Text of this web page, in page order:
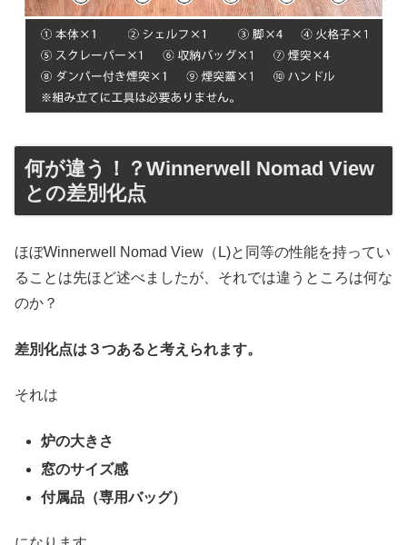
何が違う！？Winnerwell Nomad View
との差別化点
ほぼWinnerwell Nomad View（L)と同等の性能を持ってい
ることは先ほど述べましたが、それでは違うところは何な
のか？
差別化点は３つあると考えられます。
それは
炉の大きさ
窓のサイズ感
付属品（専用バッグ）